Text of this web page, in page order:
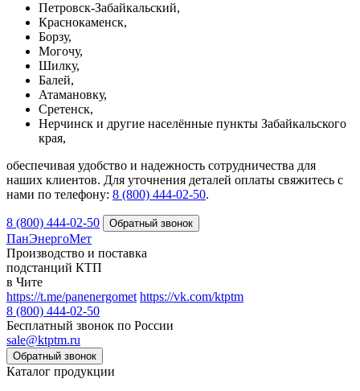
Петровск-Забайкальский,
Краснокаменск,
Борзу,
Могочу,
Шилку,
Балей,
Атамановку,
Сретенск,
Нерчинск и другие населённые пункты Забайкальского
края,
обеспечивая удобство и надежность сотрудничества для
наших клиентов. Для уточнения деталей оплаты свяжитесь с
нами по телефону: 8 (800) 444-02-50.
8 (800) 444-02-50
ПанЭнергоМет
Производство и поставка
подстанций КТП
в Чите
https://t.me/panenergomet https://vk.com/ktptm
8 (800) 444-02-50
Бесплатный звонок по России
sale@ktptm.ru
Каталог продукции